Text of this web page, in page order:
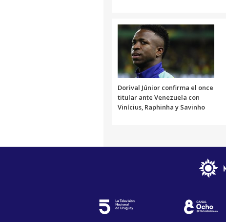
Dorival Júnior confirma el once
titular ante Venezuela con
Vinícius, Raphinha y Savinho